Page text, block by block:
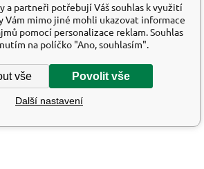
a partneři potřebují Váš souhlas k využití
Vám mimo jiné mohli ukazovat informace
pomocí personalizace reklam. Souhlas
na políčko "Ano, souhlasím".
vše Povolit vše
Další nastavení